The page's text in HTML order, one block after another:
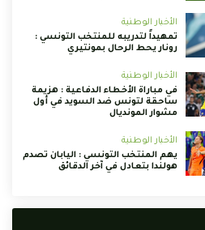
الأخبار الوطنية
تمهيداً لتدريبه للمنتخب التونسي :
رونار يحط الرحال بمونتيري
الأخبار الوطنية
في مباراة الأخطاء الدفاعية : هزيمة
ساحقة لتونس ضد السويد في أول
مشوار المونديال
الأخبار الوطنية
يهم المنتخب التونسي : اليابان تصدم
هولندا بتعادل في آخر الدقائق